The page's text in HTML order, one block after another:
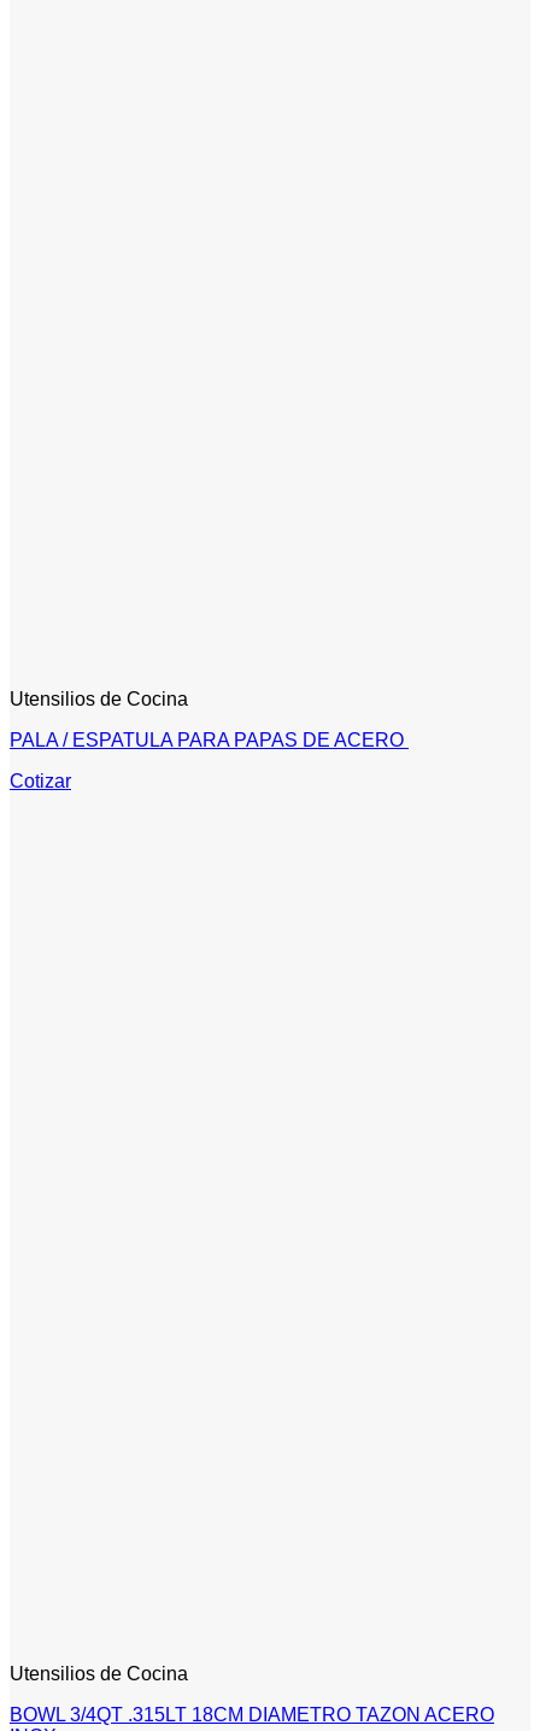
Utensilios de Cocina
PALA / ESPATULA PARA PAPAS DE ACERO
Cotizar
Utensilios de Cocina
BOWL 3/4QT .315LT 18CM DIAMETRO TAZON ACERO